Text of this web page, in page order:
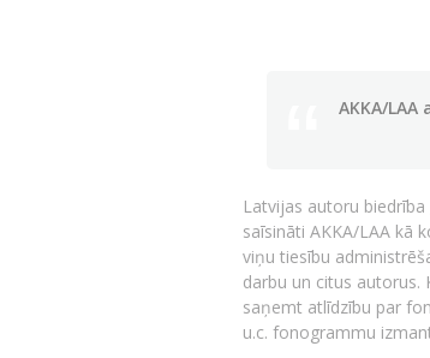
AKKA/
Latvijas autoru
saīsināti AKKA/LAA kā
viņu tiesību
darbu un citus autorus.
saņemt atlīdzību par
u.c. fonogrammu